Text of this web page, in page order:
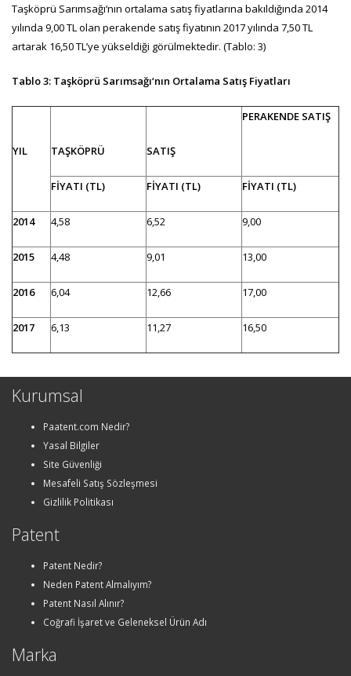
Taşköprü Sarımsağı‘nın ortalama satış fiyatlarına bakıldığında 2014
yılında 9,00 TL olan perakende satış fiyatının 2017 yılında 7,50 TL
artarak 16,50 TL’ye yükseldiği görülmektedir. (Tablo: 3)
Tablo 3: Taşköprü Sarımsağı‘nın Ortalama Satış Fiyatları
YIL TAŞKÖPRÜ SATIŞ
PERAKENDE SATIŞ
FİYATI (TL) FİYATI (TL) FİYATI (TL)
2014 4,58 6,52 9,00
2015 4,48 9,01 13,00
2016 6,04 12,66 17,00
2017 6,13 11,27 16,50
Kurumsal
Paatent.com Nedir?
Yasal Bilgiler
Site Güvenliği
Mesafeli Satış Sözleşmesi
Gizlilik Politikası
Patent
Patent Nedir?
Neden Patent Almalıyım?
Patent Nasıl Alınır?
Coğrafi İşaret ve Geleneksel Ürün Adı
Marka